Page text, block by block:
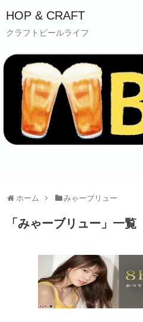
HOP & CRAFT
クラフトビールライフ
ホーム みゃーブリュー
「 みゃーブリュー 」 一覧